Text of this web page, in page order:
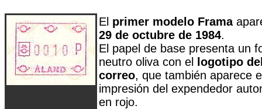
El primer modelo Frama
29 de octubre de 1984.
El papel de base presenta un
neutro oliva con el
logotipo
correo, que también aparece
impresión del expendedor
en rojo.